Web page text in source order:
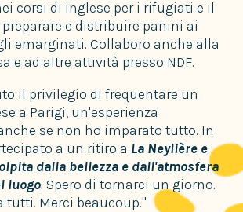
corsi di inglese per i rifugiati e il
e distribuire panini ai
emarginati. Collaboro anche alla
e ad altre attività presso NDF.
il privilegio di frequentare un
a Parigi, un'esperienza
se non ho imparato tutto. In
a un ritiro a La Neylière e
dalla bellezza e dall'atmosfera
luogo. Spero di tornarci un giorno.
tutti. Merci beaucoup."